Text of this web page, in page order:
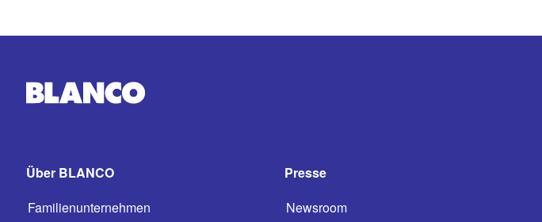
Über BLANCO
Familienunternehmen
Presse
Newsroom